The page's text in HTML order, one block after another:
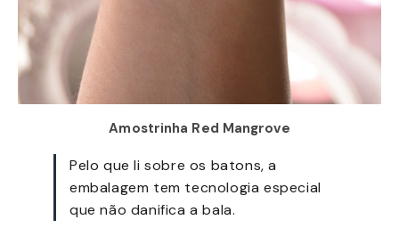
Amostrinha Red Mangrove
Pelo que li sobre os batons, a
embalagem tem tecnologia especial
que não danifica a bala.